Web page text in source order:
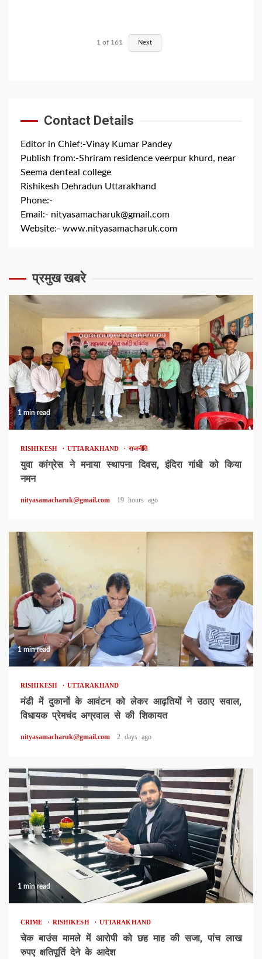
1 of 161 Next
Contact Details
Editor in Chief:-Vinay Kumar Pandey
Publish from:-Shriram residence veerpur khurd, near
Seema denteal college
Rishikesh Dehradun Uttarakhand
Phone:-
Email:- nityasamacharuk@gmail.com
Website:- www.nityasamacharuk.com
प्रमुख खबरे
1 min read
RISHIKESH UTTARAKHAND राजनीति
युवा कांग्रेस ने मनाया स्थापना दिवस, इंदिरा गांधी को किया
नमन
nityasamacharuk@gmail.com 19 hours ago
1 min read
RISHIKESH UTTARAKHAND
मंडी में दुकानों के आवंटन को लेकर आढ़तियों ने उठाए सवाल,
विधायक प्रेमचंद अग्रवाल से की शिकायत
nityasamacharuk@gmail.com 2 days ago
1 min read
CRIME RISHIKESH UTTARAKHAND
चेक बाउंस मामले में आरोपी को छह माह की सजा, पांच लाख
रुपए क्षतिपूर्ति देने के आदेश